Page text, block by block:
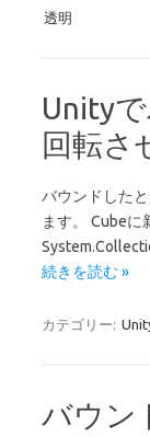
透明
Unity
回転さ
バウンドした
ます。 Cube
続きを読む »
カテゴリー:
バウン